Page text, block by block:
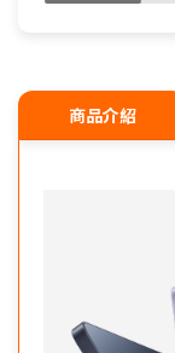
商品介紹